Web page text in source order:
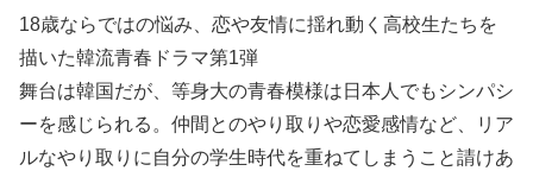
18歳ならではの悩み、恋や友情に揺れ動く高校生たちを
描いた韓流青春ドラマ第1弾
舞台は韓国だが、等身大の青春模様は日本人でもシンパシ
ーを感じられる。仲間とのやり取りや恋愛感情など、リア
ルなやり取りに自分の学生時代を重ねてしまうこと請けあ